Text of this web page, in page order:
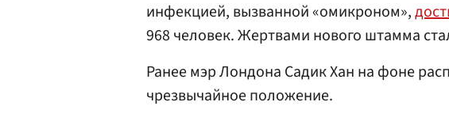
инфекцией, вызванной «омикроном»,
968 человек. Жертвами нового штамма
Ранее мэр Лондона Садик Хан на фоне
чрезвычайное положение.